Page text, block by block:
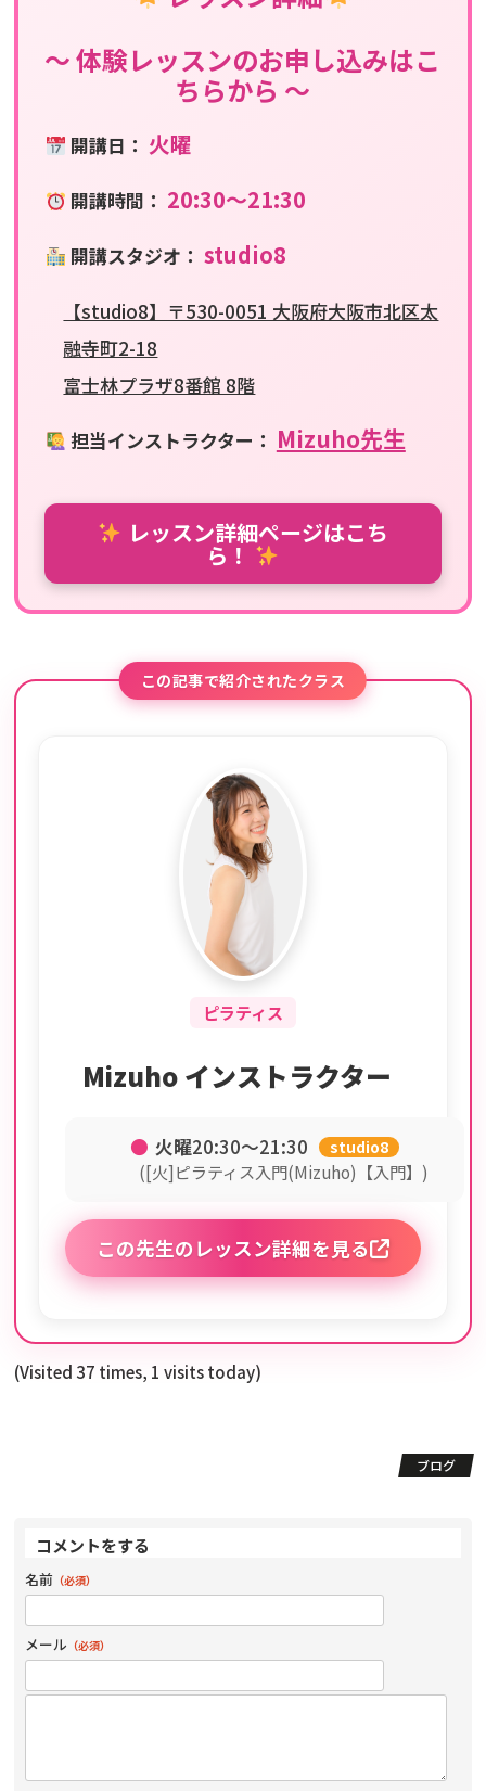
〜 体験レッスンのお申し込みはこ
ちらから 〜
開講日： 火曜
開講時間： 20:30〜21:30
開講スタジオ： studio8
【studio8】〒530-0051 大阪府大阪市北区太
融寺町2-18
富士林プラザ8番館 8階
担当インストラクター： Mizuho先生
レッスン詳細ページはこち
ら！
この記事で紹介されたクラス
ピラティス
Mizuho インストラクター
● 火曜20:30〜21:30 studio8
([火]ピラティス入門(Mizuho)【入門】)
この先生のレッスン詳細を見る
(Visited 37 times, 1 visits today)
ブログ
コメントをする
名前 （必須）
メール （必須）